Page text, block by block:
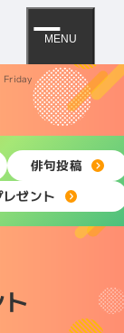
MENU
Friday
俳句投稿
レゼント